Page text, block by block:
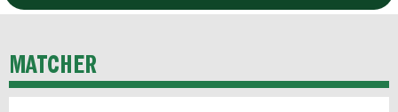
P19
MATCHER